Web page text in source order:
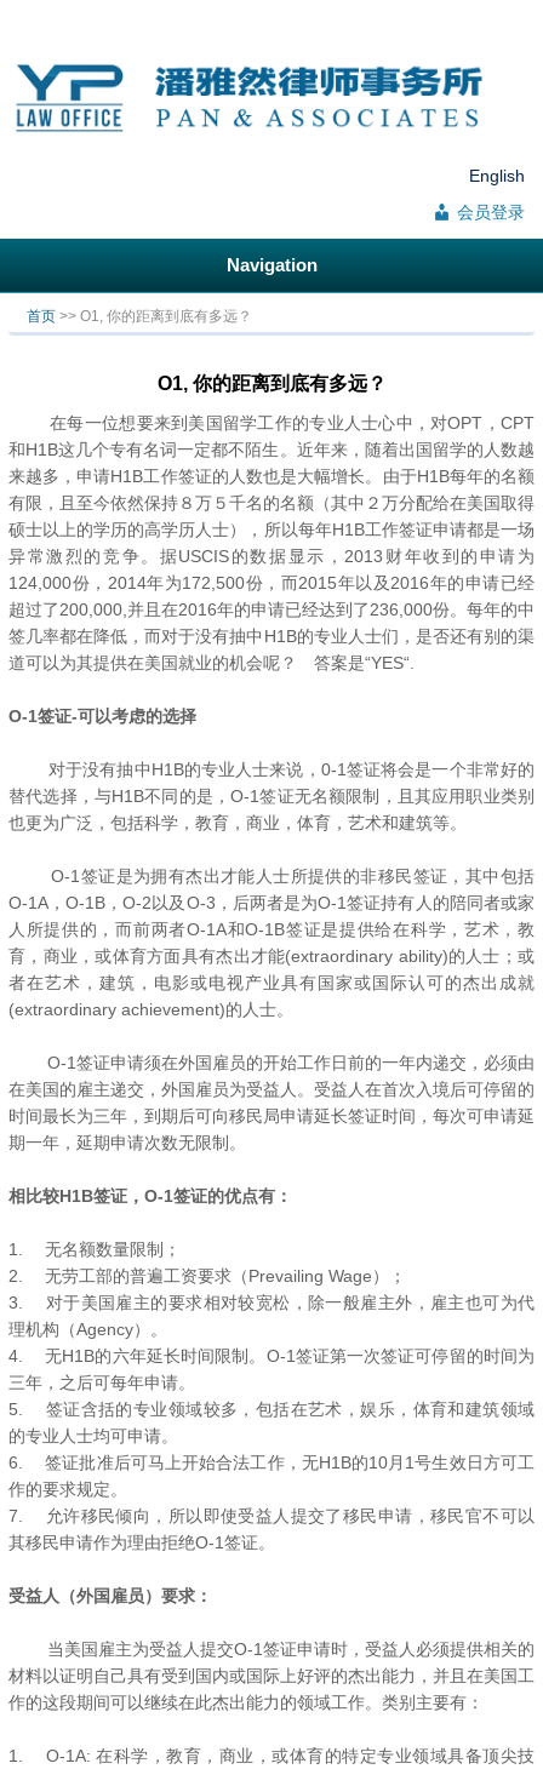
English
会员登录
Navigation
你在这里
首页 >> O1, 你的距离到底有多远？
O1, 你的距离到底有多远？
在每一位想要来到美国留学工作的专业人士心中，对OPT，CPT
和H1B这几个专有名词一定都不陌生。近年来，随着出国留学的人数越
来越多，申请H1B工作签证的人数也是大幅增长。由于H1B每年的名额
有限，且至今依然保持８万５千名的名额（其中２万分配给在美国取得
硕士以上的学历的高学历人士），所以每年H1B工作签证申请都是一场
异常激烈的竞争。据USCIS的数据显示，2013财年收到的申请为
124,000份，2014年为172,500份，而2015年以及2016年的申请已经
超过了200,000,并且在2016年的申请已经达到了236,000份。每年的中
签几率都在降低，而对于没有抽中H1B的专业人士们，是否还有别的渠
道可以为其提供在美国就业的机会呢？ 答案是“YES“.
O-1签证-可以考虑的选择
对于没有抽中H1B的专业人士来说，0-1签证将会是一个非常好的
替代选择，与H1B不同的是，O-1签证无名额限制，且其应用职业类别
也更为广泛，包括科学，教育，商业，体育，艺术和建筑等。
O-1签证是为拥有杰出才能人士所提供的非移民签证，其中包括
O-1A，O-1B，O-2以及O-3，后两者是为O-1签证持有人的陪同者或家
人所提供的，而前两者O-1A和O-1B签证是提供给在科学，艺术，教
育，商业，或体育方面具有杰出才能(extraordinary ability)的人士；或
者在艺术，建筑，电影或电视产业具有国家或国际认可的杰出成就
(extraordinary achievement)的人士。
O-1签证申请须在外国雇员的开始工作日前的一年内递交，必须由
在美国的雇主递交，外国雇员为受益人。受益人在首次入境后可停留的
时间最长为三年，到期后可向移民局申请延长签证时间，每次可申请延
期一年，延期申请次数无限制。
相比较H1B签证，O-1签证的优点有：
1.
无名额数量限制；
2.
无劳工部的普遍工资要求（Prevailing Wage）；
3.
对于美国雇主的要求相对较宽松，除一般雇主外，雇主也可为代
理机构（Agency）。
4.
无H1B的六年延长时间限制。O-1签证第一次签证可停留的时间为
三年，之后可每年申请。
5.
签证含括的专业领域较多，包括在艺术，娱乐，体育和建筑领域
的专业人士均可申请。
6.
签证批准后可马上开始合法工作，无H1B的10月1号生效日方可工
作的要求规定。
7.
允许移民倾向，所以即使受益人提交了移民申请，移民官不可以
其移民申请作为理由拒绝O-1签证。
受益人（外国雇员）要求：
当美国雇主为受益人提交O-1签证申请时，受益人必须提供相关的
材料以证明自己具有受到国内或国际上好评的杰出能力，并且在美国工
作的这段期间可以继续在此杰出能力的领域工作。类别主要有：
1.
O-1A: 在科学，教育，商业，或体育的特定专业领域具备顶尖技